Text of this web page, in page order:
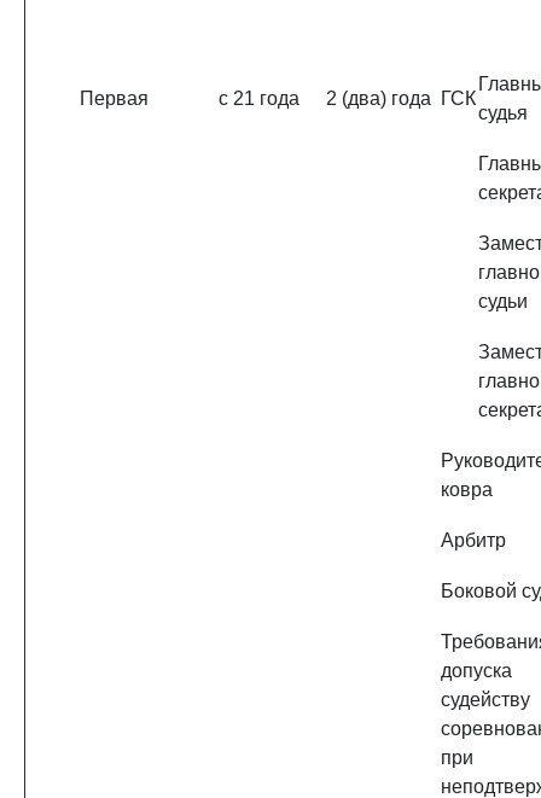
Первая с 21 года 2 (два) года ГСК
судья
судьи
ковра
Арбитр
Боковой
судейству
при